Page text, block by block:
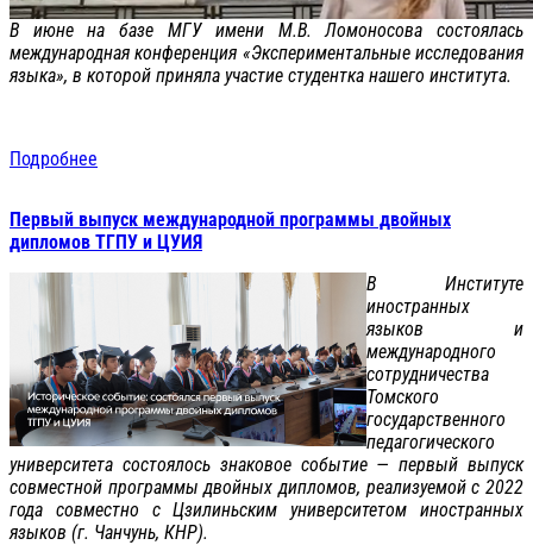
В июне на базе МГУ имени М.В. Ломоносова состоялась
международная конференция «Экспериментальные исследования
языка», в которой приняла участие студентка нашего института.
Подробнее
Первый выпуск международной программы двойных
дипломов ТГПУ и ЦУИЯ
В Институте
иностранных
языков и
международного
сотрудничества
Томского
государственного
педагогического
университета состоялось знаковое событие — первый выпуск
совместной программы двойных дипломов, реализуемой с 2022
года совместно с Цзилиньским университетом иностранных
языков (г. Чанчунь, КНР).